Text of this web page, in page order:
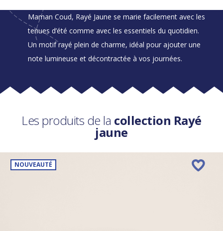
Maman Coud, Rayé Jaune se marie facilement avec les
tenues d’été comme avec les essentiels du quotidien.
Un motif rayé plein de charme, idéal pour ajouter une
note lumineuse et décontractée à vos journées.
Les produits de la collection Rayé
jaune
NOUVEAUTÉ